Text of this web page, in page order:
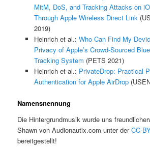
MitM, DoS, and Tracking Attacks on
Through Apple Wireless Direct Link
2019)
Heinrich et al.: Who Can Find My
Privacy of Apple’s Crowd-Sourced
Tracking System (PETS 2021)
Heinrich et al.: PrivateDrop: Practical
Authentication for Apple AirDrop
Namensnennung
Die Hintergrundmusik wurde uns
Shawn von Audionautix.com unter derCC-
bereitgestellt!